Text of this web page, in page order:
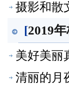
摄影和散
[2019
美好美丽
清丽的月